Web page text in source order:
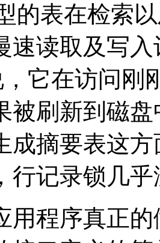
的表在检索
速读取及写
，它在访问
被刷新到磁
成摘要表这
行记录锁几乎
用程序真正